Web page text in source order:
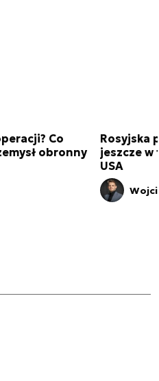
Co
obronny
Rosyjska
jeszcze w
USA